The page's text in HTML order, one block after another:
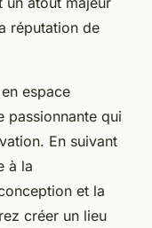
réputation de
espace
passionnante qui
En suivant
à la
et la
créer un lieu